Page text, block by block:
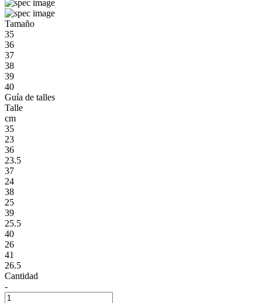
Tamaño
35
36
37
38
39
40
Guía de talles
Talle
cm
35
23
36
23.5
37
24
38
25
39
25.5
40
26
41
26.5
Cantidad
-